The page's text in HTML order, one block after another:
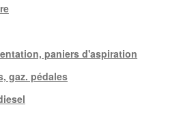
paniers d'aspiration
gaz. pédales